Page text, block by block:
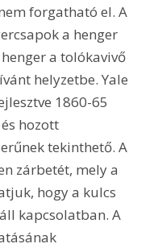
forgatható el. A
a henger
a tolókavivő
helyzetbe. Yale
1860-65
hozott
tekinthető. A
zárbetét, mely a
hogy a kulcs
kapcsolatban. A